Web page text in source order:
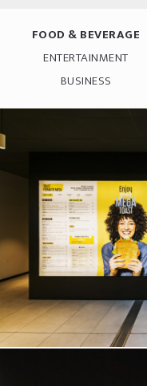
FOOD & BEVERAGE
ENTERTAINMENT
BUSINESS